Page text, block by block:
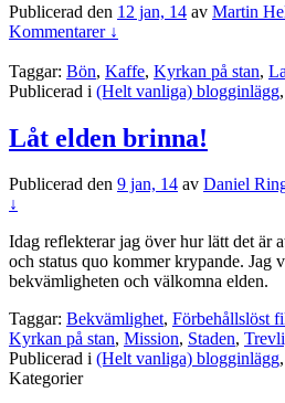
Publicerad den 12 jan, 14 av Martin
Kommentarer ↓
Taggar: Bön, Kaffe, Kyrkan på stan,
Publicerad i (Helt vanliga) blogginlägg,
Låt elden brinna!
Publicerad den 9 jan, 14 av Daniel
↓
Idag reflekterar jag över hur lätt det är
och status quo kommer krypande. Jag
bekvämligheten och välkomna elden.
Taggar: Bekvämlighet, Förbehållslöst
Kyrkan på stan, Mission, Staden,
Publicerad i (Helt vanliga) blogginlägg,
Kategorier